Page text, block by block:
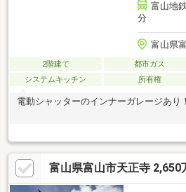
富山地
分
富山県
2階建て 都市ガス
システムキッチン
所有権
電動シャッターのインナーガレージあり
富山県富山市天正寺 2,650